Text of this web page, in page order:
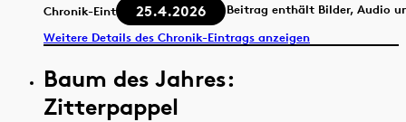
Chronik-Eintrag 25.4.2026
Beitrag enthält Bilder, Audio
Weitere Details des Chronik-Eintrags anzeigen
Baum des Jahres:
Zitterpappel